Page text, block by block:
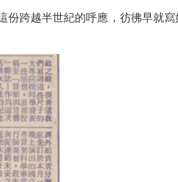
份跨越半世紀的呼應，彷彿早就